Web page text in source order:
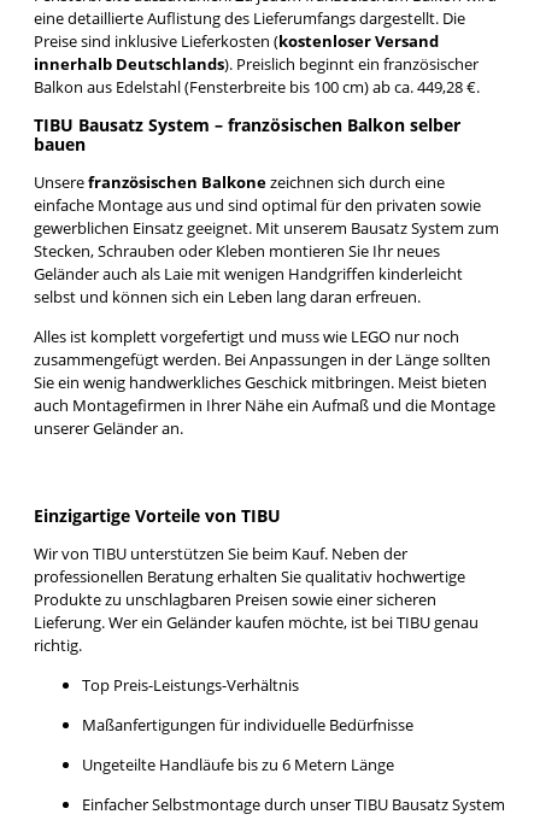
eine detaillierte Auflistung des Lieferumfangs dargestellt. Die
Preise sind inklusive Lieferkosten (kostenloser Versand
innerhalb Deutschlands). Preislich beginnt ein französischer
Balkon aus Edelstahl (Fensterbreite bis 100 cm) ab ca. 449,28 €.
TIBU Bausatz System – französischen Balkon selber
bauen
Unserefranzösischen Balkonezeichnen sich durch eine
einfache Montage aus und sind optimal für den privaten sowie
gewerblichen Einsatz geeignet. Mit unserem Bausatz System zum
Stecken, Schrauben oder Kleben montieren Sie Ihr neues
Geländer auch als Laie mit wenigen Handgriffen kinderleicht
selbst und können sich ein Leben lang daran erfreuen.
Alles ist komplett vorgefertigt und muss wie LEGO nur noch
zusammengefügt werden. Bei Anpassungen in der Länge sollten
Sie ein wenig handwerkliches Geschick mitbringen. Meist bieten
auch Montagefirmen in Ihrer Nähe ein Aufmaß und die Montage
unserer Geländer an.
Einzigartige Vorteile von TIBU
Wir von TIBU unterstützen Sie beim Kauf. Neben der
professionellen Beratung erhalten Sie qualitativ hochwertige
Produkte zu unschlagbaren Preisen sowie einer sicheren
Lieferung. Wer ein Geländer kaufen möchte, ist bei TIBU genau
richtig.
Top Preis-Leistungs-Verhältnis
Maßanfertigungen für individuelle Bedürfnisse
Ungeteilte Handläufe bis zu 6 Metern Länge
Einfacher Selbstmontage durch unser TIBU Bausatz System